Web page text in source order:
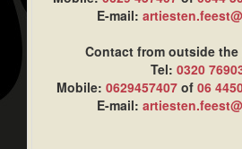
E-mail:
Contact from outside the
Tel: 0320
Mobile: 0629457407 of 06
E-mail: